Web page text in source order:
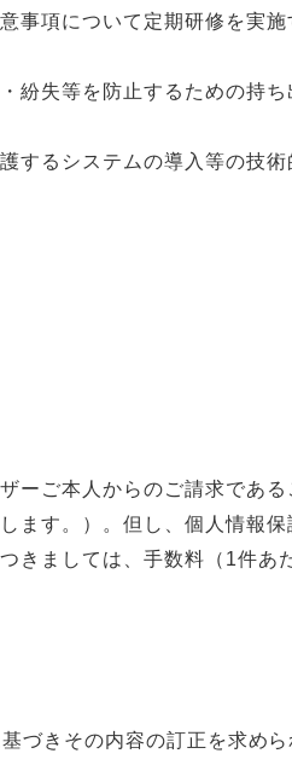
項について定期研修を実施
失等を防止するための持ち
るシステムの導入等の技術
ーご本人からのご請求である
ます。）。但し、個人情報保
きましては、手数料（1件あ
づきその内容の訂正を求め